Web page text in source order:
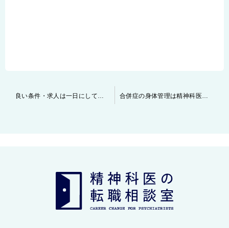
良い条件・求人は一日にして成らず 合併症の身体管理は精神科医が行なわなければならないのか？